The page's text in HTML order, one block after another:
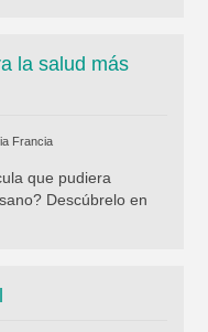
la salud más
Francia
que pudiera
Descúbrelo en